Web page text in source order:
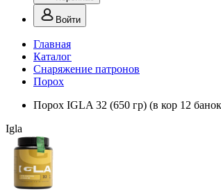
Войти
Главная
Каталог
Снаряжение патронов
Порох
Порох IGLA 32 (650 гр) (в кор 12
Igla